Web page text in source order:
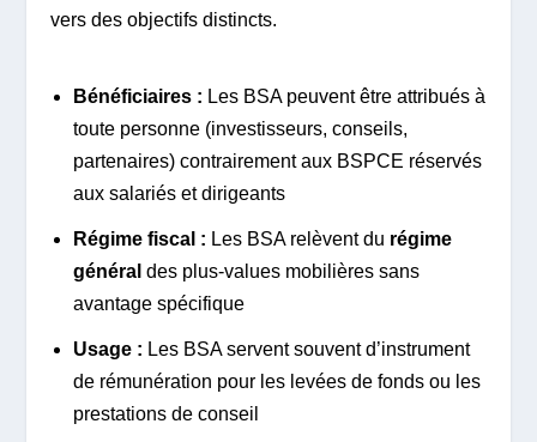
vers des objectifs distincts.
Bénéficiaires : Les BSA peuvent être attribués à
toute personne (investisseurs, conseils,
partenaires) contrairement aux BSPCE réservés
aux salariés et dirigeants
Régime fiscal : Les BSA relèvent du régime
général des plus-values mobilières sans
avantage spécifique
Usage : Les BSA servent souvent d’instrument
de rémunération pour les levées de fonds ou les
prestations de conseil